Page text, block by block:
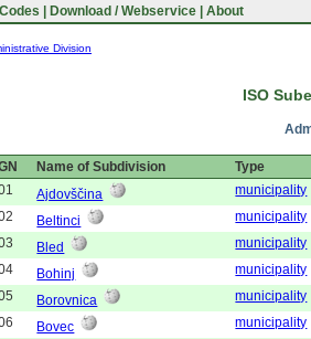
Download / Webservice About
Division
ISO
Name of Subdivision Type
Ajdovščina municipality
Beltinci municipality
Bled municipality
Bohinj municipality
Borovnica municipality
Bovec municipality